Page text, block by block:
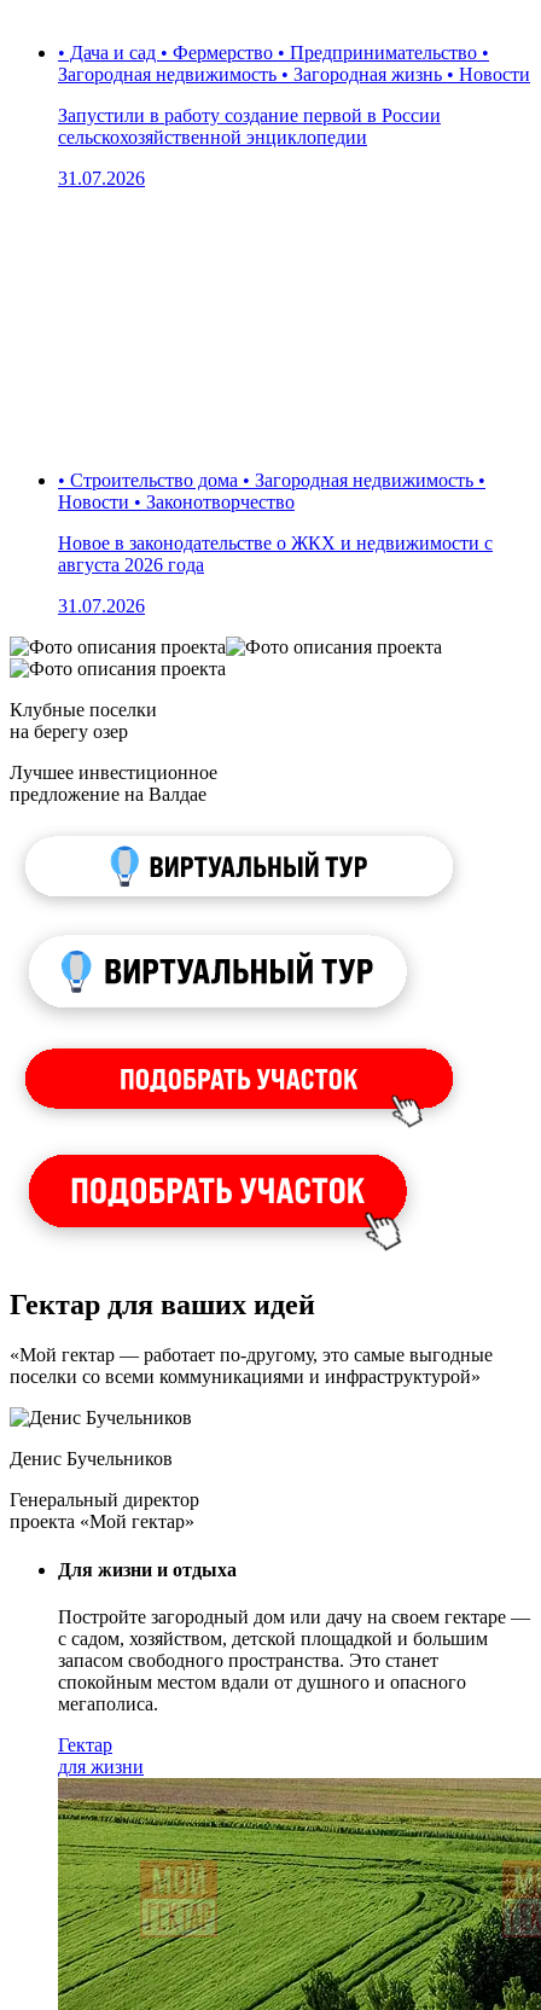
• Дача и сад • Фермерство • Предпринимательство •
Загородная недвижимость • Загородная жизнь • Новости
Запустили в работу создание первой в России
сельскохозяйственной энциклопедии
31.07.2026
• Строительство дома • Загородная недвижимость •
Новости • Законотворчество
Новое в законодательстве о ЖКХ и недвижимости с
августа 2026 года
31.07.2026
Клубные поселки
на берегу озер
Лучшее инвестиционное
предложение на Валдае
Гектар для ваших идей
«Мой гектар — работает по-другому, это самые выгодные
поселки со всеми коммуникациями и инфраструктурой»
Денис Бучельников
Генеральный директор
проекта «Мой гектар»
Для жизни и отдыха
Постройте загородный дом или дачу на своем гектаре —
с садом, хозяйством, детской площадкой и большим
запасом свободного пространства. Это станет
спокойным местом вдали от душного и опасного
мегаполиса.
Гектар
для жизни